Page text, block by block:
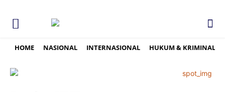
HOME NASIONAL INTERNASIONAL HUKUM & KRIMINAL